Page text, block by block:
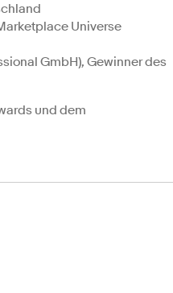
Universe
GmbH), Gewinner des
und dem